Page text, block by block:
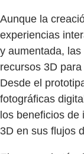
Aunque la
experiencias
y aumentada,
recursos 3D
Desde el
fotográficas
los beneficios de
3D en sus flujos